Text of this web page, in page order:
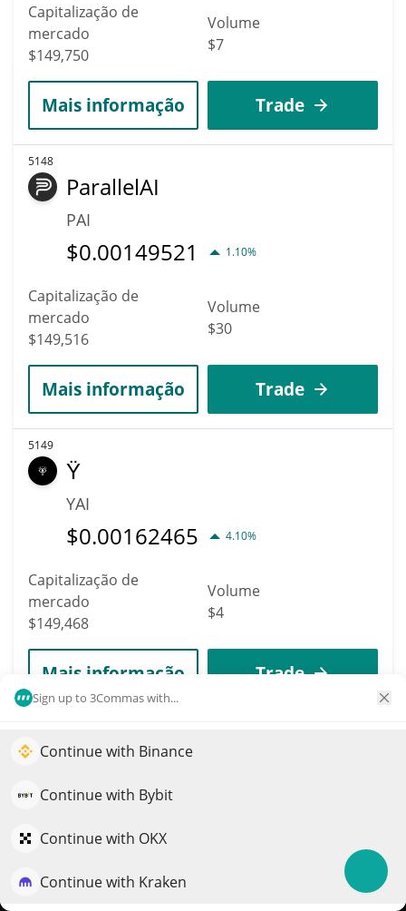
Sign up to 3Commas with...
Continue with Binance
Continue with Bybit
Continue with OKX
Continue with Kraken
Capitalização de
mercado
$149,750
Volume
$7
Mais informação Trade
5148
ParallelAI
PAI
$0.00149521 1.10%
Capitalização de
mercado
$149,516
Volume
$30
Mais informação Trade
5149
Ÿ
YAI
$0.00162465 4.10%
Capitalização de
mercado
$149,468
Volume
$4
Mais informação Trade
Babylons
BABI
mercado
Impulsione o crescimento do seu portfólio com IA
QuantPilot é uma plataforma completa de estratégias onde
estratégias e conduzem pesquisas de mercado
Experimente grátis